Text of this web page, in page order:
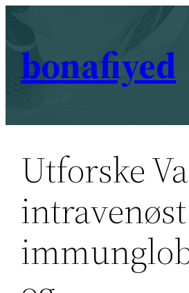
content
bonafiyed
Utforske
intravenøst